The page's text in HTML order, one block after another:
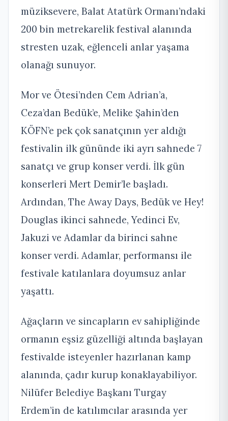
müziksevere, Balat Atatürk Ormanı’ndaki
200 bin metrekarelik festival alanında
stresten uzak, eğlenceli anlar yaşama
olanağı sunuyor.
Mor ve Ötesi’nden Cem Adrian’a,
Ceza’dan Bedük’e, Melike Şahin’den
KÖFN’e pek çok sanatçının yer aldığı
festivalin ilk gününde iki ayrı sahnede 7
sanatçı ve grup konser verdi. İlk gün
konserleri Mert Demir’le başladı.
Ardından, The Away Days, Bedük ve Hey!
Douglas ikinci sahnede, Yedinci Ev,
Jakuzi ve Adamlar da birinci sahne
konser verdi. Adamlar, performansı ile
festivale katılanlara doyumsuz anlar
yaşattı.
Ağaçların ve sincapların ev sahipliğinde
ormanın eşsiz güzelliği altında başlayan
festivalde isteyenler hazırlanan kamp
alanında, çadır kurup konaklayabiliyor.
Nilüfer Belediye Başkanı Turgay
Erdem’in de katılımcılar arasında yer